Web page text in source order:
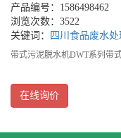
产品编号：1586498462
浏览次数：3522
关键词：
四川食品废水处
带式污泥脱水机DWT系列带
在线询价